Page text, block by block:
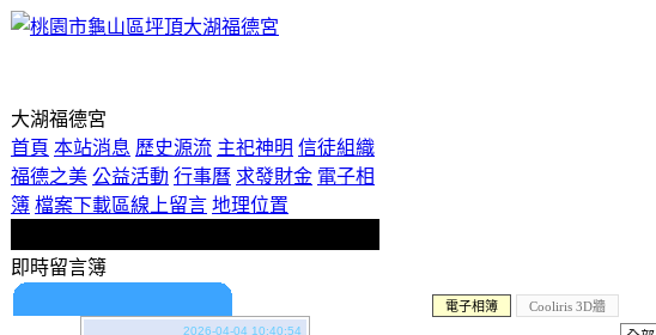
大湖福德宮
首頁 本站消息 歷史源流 主祀神明 信徒組織
福德之美 公益活動 行事曆 求發財金 電子相
簿 檔案下載區線上留言 地理位置
即時留言簿
電子相簿 Cooliris 3D牆